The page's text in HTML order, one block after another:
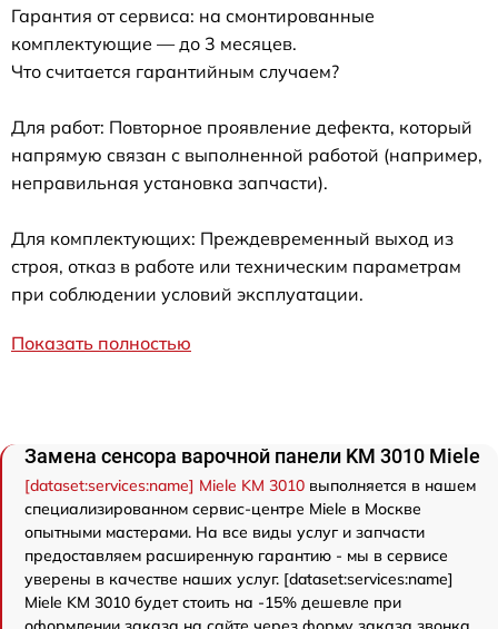
Гарантия от сервиса: на смонтированные
комплектующие — до 3 месяцев.
Что считается гарантийным случаем?
Для работ: Повторное проявление дефекта, который
напрямую связан с выполненной работой (например,
неправильная установка запчасти).
Для комплектующих: Преждевременный выход из
строя, отказ в работе или техническим параметрам
при соблюдении условий эксплуатации.
Показать полностью
Замена сенсора варочной панели KM 3010 Miele
[dataset:services:name] Miele KM 3010 выполняется в нашем
специализированном сервис-центре Miele в Москве
опытными мастерами. На все виды услуг и запчасти
предоставляем расширенную гарантию - мы в сервисе
уверены в качестве наших услуг. [dataset:services:name]
Miele KM 3010 будет стоить на -15% дешевле при